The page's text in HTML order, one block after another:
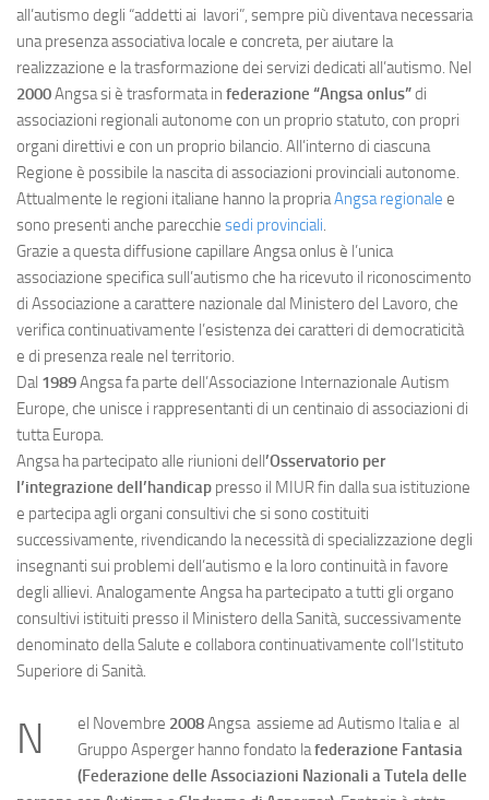
all’autismo degli “addetti ai lavori”, sempre più diventava necessaria
una presenza associativa locale e concreta, per aiutare la
realizzazione e la trasformazione dei servizi dedicati all’autismo. Nel
2000Angsa si è trasformata in federazione “Angsa onlus”di
associazioni regionali autonome con un proprio statuto, con propri
organi direttivi e con un proprio bilancio. All’interno di ciascuna
Regione è possibile la nascita di associazioni provinciali autonome.
Attualmente le regioni italiane hanno la propriaAngsa regionale e
sono presenti anche parecchie sedi provinciali.
Grazie a questa diffusione capillare Angsa onlus è l’unica
associazione specifica sull’autismo che ha ricevuto il riconoscimento
di Associazione a carattere nazionale dal Ministero del Lavoro, che
verifica continuativamente l’esistenza dei caratteri di democraticità
e di presenza reale nel territorio.
Dal 1989Angsa fa parte dell’Associazione Internazionale Autism
Europe, che unisce i rappresentanti di un centinaio di associazioni di
tutta Europa.
Angsa ha partecipato alle riunioni dell’Osservatorio per
l’integrazione dell’handicap presso il MIUR fin dalla sua istituzione
e partecipa agli organi consultivi che si sono costituiti
successivamente, rivendicando la necessità di specializzazione degli
insegnanti sui problemi dell’autismo e la loro continuità in favore
degli allievi. Analogamente Angsa ha partecipato a tutti gli organo
consultivi istituiti presso il Ministero della Sanità, successivamente
denominato della Salute e collabora continuativamente coll’Istituto
Superiore di Sanità.
N el Novembre 2008Angsa assieme ad Autismo Italia e al
Gruppo Asperger hanno fondato lafederazione Fantasia
(Federazione delle Associazioni Nazionali a Tutela delle